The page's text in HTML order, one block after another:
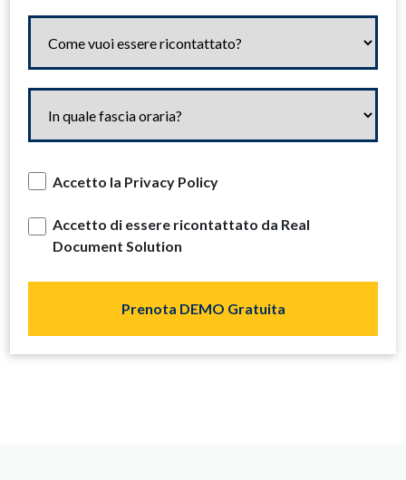
Accetto la Privacy Policy
Accetto di essere ricontattato da Real
Document Solution